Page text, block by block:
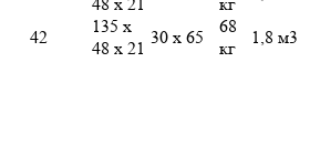
42
135 х
48 х 21
30 х 65
68
кг
1,8 м3